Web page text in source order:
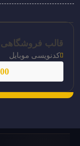
قالب
کدنویسی موبایل